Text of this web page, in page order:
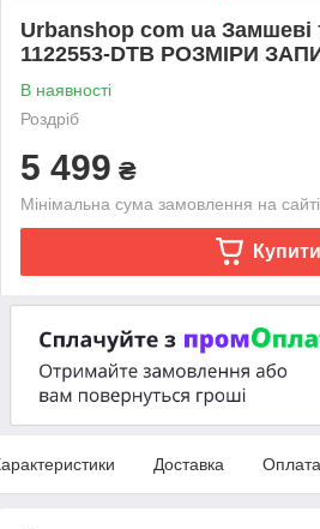
Urbanshop com ua Замшеві
1122553-DTB РОЗМІРИ
В наявності
Роздріб
5 499 ₴
Мінімальна сума замовлення на
Купити
Доставка Оплата